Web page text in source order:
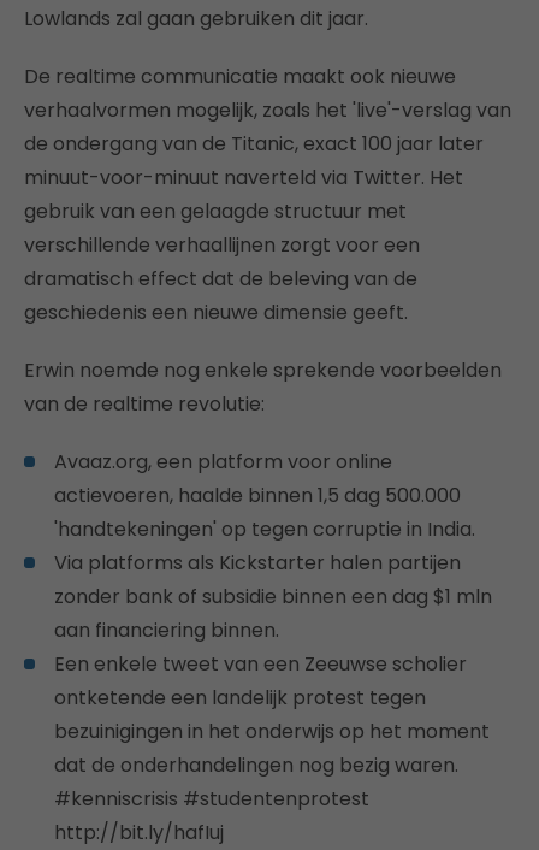
Lowlands zal gaan gebruiken dit jaar.
De realtime communicatie maakt ook nieuwe
verhaalvormen mogelijk, zoals het 'live'-verslag van
de ondergang van de Titanic, exact 100 jaar later
minuut-voor-minuut naverteld via Twitter. Het
gebruik van een gelaagde structuur met
verschillende verhaallijnen zorgt voor een
dramatisch effect dat de beleving van de
geschiedenis een nieuwe dimensie geeft.
Erwin noemde nog enkele sprekende voorbeelden
van de realtime revolutie:
Avaaz.org, een platform voor online
actievoeren, haalde binnen 1,5 dag 500.000
'handtekeningen' op tegen corruptie in India.
Via platforms als Kickstarter halen partijen
zonder bank of subsidie binnen een dag $1 mln
aan financiering binnen.
Een enkele tweet van een Zeeuwse scholier
ontketende een landelijk protest tegen
bezuinigingen in het onderwijs op het moment
dat de onderhandelingen nog bezig waren.
#kenniscrisis #studentenprotest
http://bit.ly/hafIuj